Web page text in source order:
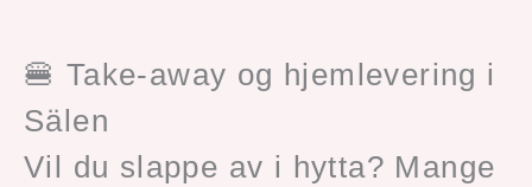
🍔 Take-away og hjemlevering i
Sälen
Vil du slappe av i hytta? Mange